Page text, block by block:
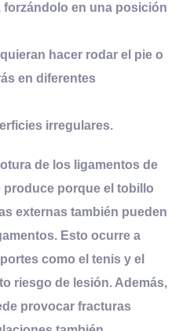
forzándolo en una posición
hacer rodar el pie o
en diferentes
irregulares.
de los ligamentos de
produce porque el tobillo
externas también pueden
Esto ocurre a
como el tenis y el
riesgo de lesión. Además,
provocar fracturas